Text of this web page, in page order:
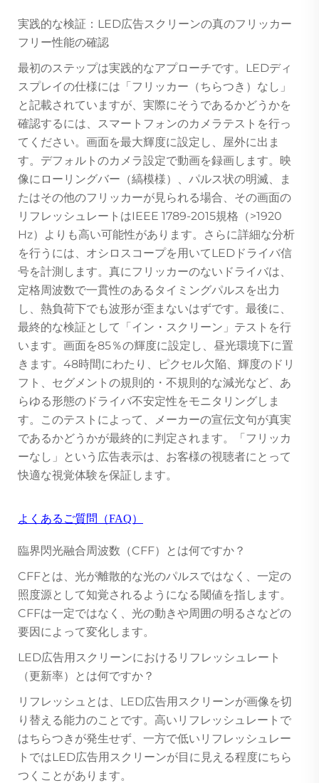
実践的な検証：LED広告スクリーンの真のフリッカー
フリー性能の確認
最初のステップは実践的なアプローチです。LEDディ
スプレイの仕様には「フリッカー（ちらつき）なし」
と記載されていますが、実際にそうであるかどうかを
確認するには、スマートフォンのカメラテストを行っ
てください。画面を最大輝度に設定し、屋外に出ま
す。デフォルトのカメラ設定で動画を録画します。映
像にローリングバー（縞模様）、パルス状の明滅、ま
たはその他のフリッカーが見られる場合、その画面の
リフレッシュレートはIEEE 1789-2015規格（>1920
Hz）よりも高い可能性があります。さらに詳細な分析
を行うには、オシロスコープを用いてLEDドライバ信
号を計測します。真にフリッカーのないドライバは、
定格周波数で一貫性のあるタイミングパルスを出力
し、熱負荷下でも波形が歪まないはずです。最後に、
最終的な検証として「イン・スクリーン」テストを行
います。画面を85％の輝度に設定し、昼光環境下に置
きます。48時間にわたり、ピクセル欠陥、輝度のドリ
フト、セグメントの規則的・不規則的な減光など、あ
らゆる形態のドライバ不安定性をモニタリングしま
す。このテストによって、メーカーの宣伝文句が真実
であるかどうかが最終的に判定されます。「フリッカ
ーなし」という広告表示は、お客様の視聴者にとって
快適な視覚体験を保証します。
よくあるご質問（FAQ）
臨界閃光融合周波数（CFF）とは何ですか？
CFFとは、光が離散的な光のパルスではなく、一定の
照度源として知覚されるようになる閾値を指します。
CFFは一定ではなく、光の動きや周囲の明るさなどの
要因によって変化します。
LED広告用スクリーンにおけるリフレッシュレート
（更新率）とは何ですか？
リフレッシュとは、LED広告用スクリーンが画像を切
り替える能力のことです。高いリフレッシュレートで
はちらつきが発生せず、一方で低いリフレッシュレー
トではLED広告用スクリーンが目に見える程度にちら
つくことがあります。